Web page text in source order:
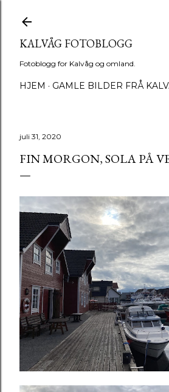
KALVÅG FOTOBLOGG
Fotoblogg for Kalvåg og omland.
HJEM GAMLE BILDER FRÅ
juli 31, 2020
FIN MORGON, SOLA PÅ